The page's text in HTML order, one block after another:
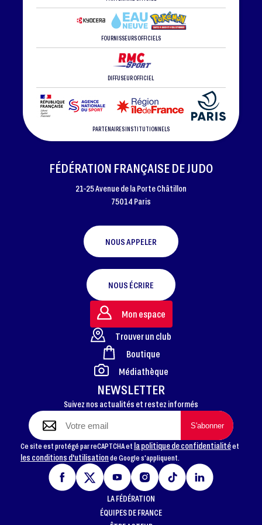
FOURNISSEURS OFFICIELS
DIFFUSEUR OFFICIEL
PARTENAIRES INSTITUTIONNELS
FOOTER
FÉDÉRATION FRANÇAISE DE JUDO
21-25 Avenue de la Porte Châtillon
75014 Paris
NOUS APPELER
NOUS ÉCRIRE
NEWSLETTER
Suivez nos actualités et restez informés
Ce site est protégé par reCAPTCHA et la politique de confidentialitéet
les conditions d'utilisationde Google s'appliquent.
Mon espace
Trouver un club
Boutique
Médiathèque
LA FÉDÉRATION
ÉQUIPES DE FRANCE